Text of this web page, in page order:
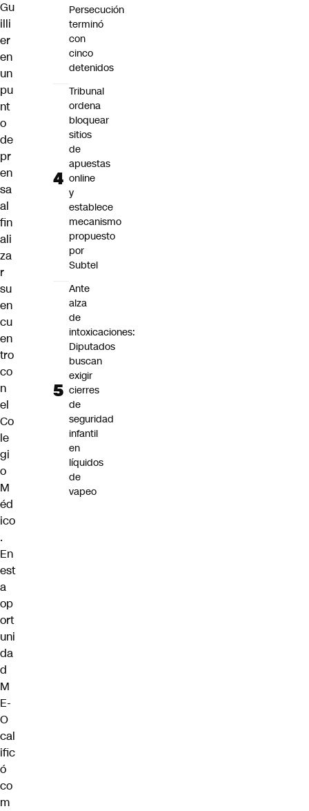
Gu
illi
er
en
un
pu
nt
o
de
pr
en
sa
al
fin
ali
za
r
su
en
cu
en
tro
co
n
el
Co
le
gi
o
M
éd
ico
.
En
est
a
op
ort
uni
da
d
M
E-
O
cal
ific
ó
co
m
Persecución
terminó
con
cinco
detenidos
Tribunal
ordena
bloquear
sitios
de
apuestas
online
y
establece
mecanismo
propuesto
por
Subtel
Ante
alza
de
intoxicaciones:
Diputados
buscan
exigir
cierres
de
seguridad
infantil
en
líquidos
de
vapeo